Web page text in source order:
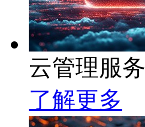
云管理服务
了解更多